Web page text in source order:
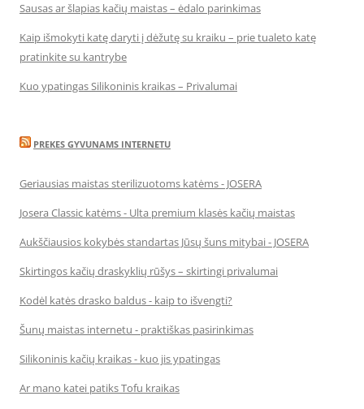
Sausas ar šlapias kačių maistas – ėdalo parinkimas
Kaip išmokyti katę daryti į dėžutę su kraiku – prie tualeto katę
pratinkite su kantrybe
Kuo ypatingas Silikoninis kraikas – Privalumai
PREKES GYVUNAMS INTERNETU
Geriausias maistas sterilizuotoms katėms - JOSERA
Josera Classic katėms - Ulta premium klasės kačių maistas
Aukščiausios kokybės standartas Jūsų šuns mitybai - JOSERA
Skirtingos kačių draskyklių rūšys – skirtingi privalumai
Kodėl katės drasko baldus - kaip to išvengti?
Šunų maistas internetu - praktiškas pasirinkimas
Silikoninis kačių kraikas - kuo jis ypatingas
Ar mano katei patiks Tofu kraikas